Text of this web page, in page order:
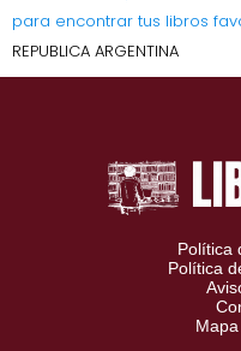
para encontrar tus libros
REPUBLICA ARGENTINA
Política
Política